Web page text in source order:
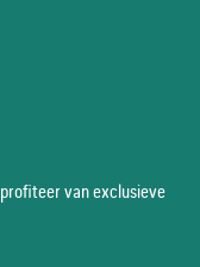
van exclusieve